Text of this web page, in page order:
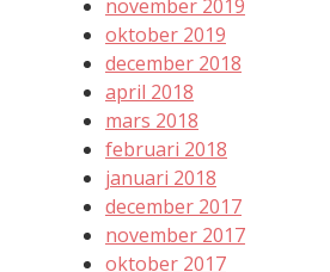
november 2019
oktober 2019
december 2018
april 2018
mars 2018
februari 2018
januari 2018
december 2017
november 2017
oktober 2017